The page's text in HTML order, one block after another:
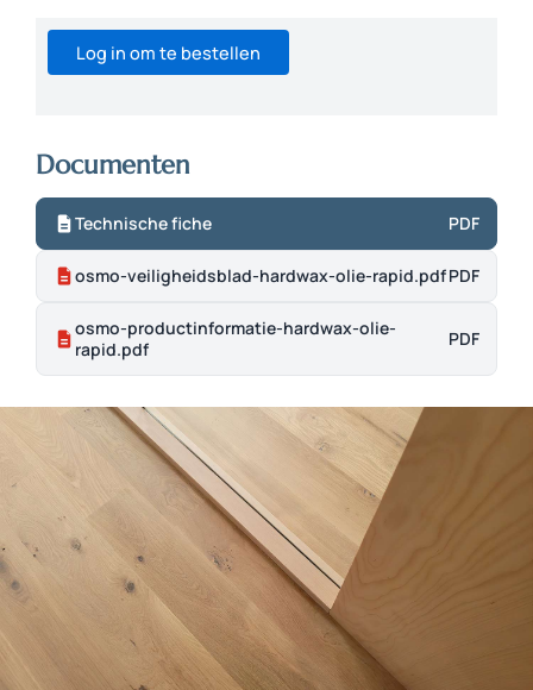
Log in om te bestellen
Documenten
Technische fiche PDF
osmo-veiligheidsblad-hardwax-olie-rapid.pdfPDF
osmo-productinformatie-hardwax-olie-
rapid.pdf
PDF